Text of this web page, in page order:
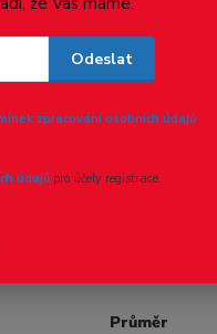
Profil
jedné sadě
Možnost
objednávku
Průměr
Odeslat
zpracování osobních údajů.
údajůpro účely registrace.